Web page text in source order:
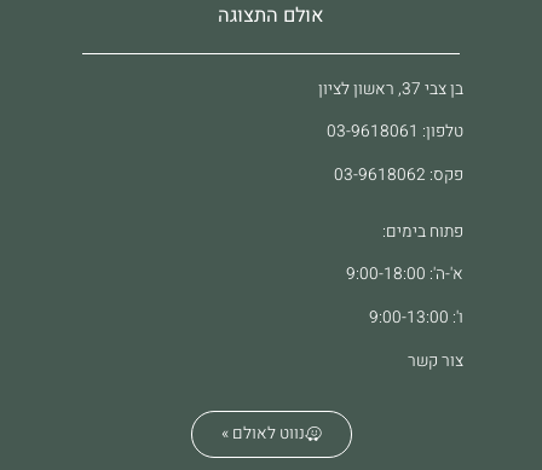
אולם התצוגה
בן צבי 37, ראשון לציון
טלפון: 03-9618061
פקס: 03-9618062
פתוח בימים:
א'-ה': 9:00-18:00
ו': 9:00-13:00
צור קשר
נווט לאולם »